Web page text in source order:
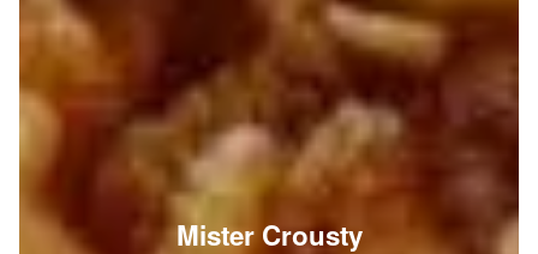
Mister Crousty